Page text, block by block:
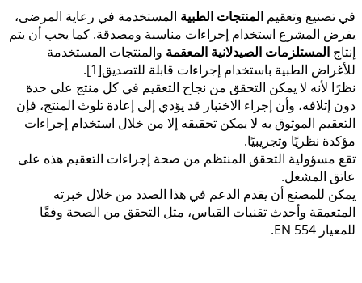
في تصنيع وتعقيم المنتجات الطبية المستخدمة في رعاية المرضى،
يفرض المشرع استخدام إجراءات مناسبة ومصدقة. كما يجب أن يتم
إنتاج المستلزمات الصيدلانية المعقمة والمنتجات المستخدمة
للأغراض الطبية باستخدام إجراءات قابلة للتصديق[1].
نظرًا لأنه لا يمكن التحقق من نجاح التعقيم في كل منتج على حدة
دون إتلافه، وأن إجراء الاختبار قد يؤدي إلى إعادة تلوث المنتج، فإن
التعقيم الموثوق به لا يمكن تحقيقه إلا من خلال استخدام إجراءات
مؤكدة نظريًا وتجريبيًا.
تقع مسؤولية التحقق المنتظم من صحة إجراءات التعقيم هذه على
عاتق المشغل.
يمكن للمصنع أن يقدم الدعم في هذا الصدد من خلال خبرته
المتعمقة وأحدث تقنيات القياس، مثل التحقق من الصحة وفقًا
للمعيار EN 554.